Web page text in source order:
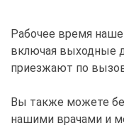
Рабочее время
включая выходные
приезжают по
Вы также можете
нашими врачами и